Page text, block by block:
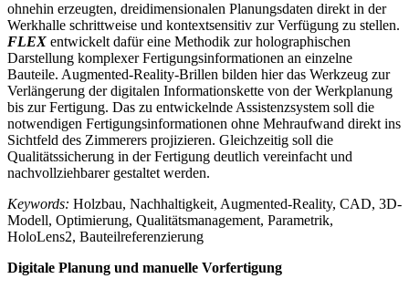
ohnehin erzeugten, dreidimensionalen Planungsdaten direkt in der
Werkhalle schrittweise und kontextsensitiv zur Verfügung zu stellen.
FLEX entwickelt dafür eine Methodik zur holographischen
Darstellung komplexer Fertigungsinformationen an einzelne
Bauteile. Augmented-Reality-Brillen bilden hier das Werkzeug zur
Verlängerung der digitalen Informationskette von der Werkplanung
bis zur Fertigung. Das zu entwickelnde Assistenzsystem soll die
notwendigen Fertigungsinformationen ohne Mehraufwand direkt ins
Sichtfeld des Zimmerers projizieren. Gleichzeitig soll die
Qualitätssicherung in der Fertigung deutlich vereinfacht und
nachvollziehbarer gestaltet werden.
Keywords: Holzbau, Nachhaltigkeit, Augmented-Reality, CAD, 3D-
Modell, Optimierung, Qualitätsmanagement, Parametrik,
HoloLens2, Bauteilreferenzierung
Digitale Planung und manuelle Vorfertigung